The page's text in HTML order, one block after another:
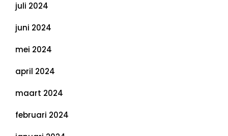
juli 2024
juni 2024
mei 2024
april 2024
maart 2024
februari 2024